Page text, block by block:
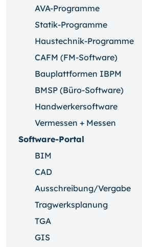
AVA-Programme
Statik-Programme
Haustechnik-Programme
CAFM (FM-Software)
Bauplattformen IBPM
BMSP (Büro-Software)
Handwerkersoftware
Vermessen + Messen
Software-Portal
BIM
CAD
Ausschreibung/Vergabe
Tragwerksplanung
TGA
GIS